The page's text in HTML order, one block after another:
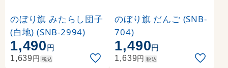
のぼり旗 みたらし団子
(白地) (SNB-2994)
1,490円
1,639円 税込
のぼり旗 だんご (SNB-
704)
1,490円
1,639円 税込